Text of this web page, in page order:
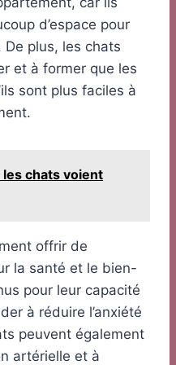
d’espace pour
De plus, les chats
et à former que les
sont plus faciles à
chats voient
offrir de
la santé et le bien-
pour leur capacité
à réduire l’anxiété
peuvent également
artérielle et à